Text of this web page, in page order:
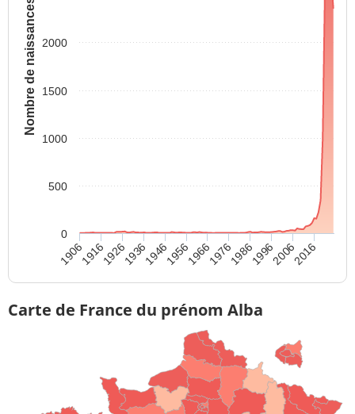
Nombre de naissances
190619161926193619461956196619761986199620062016
0
500
1000
1500
2000
Carte de France du prénom Alba